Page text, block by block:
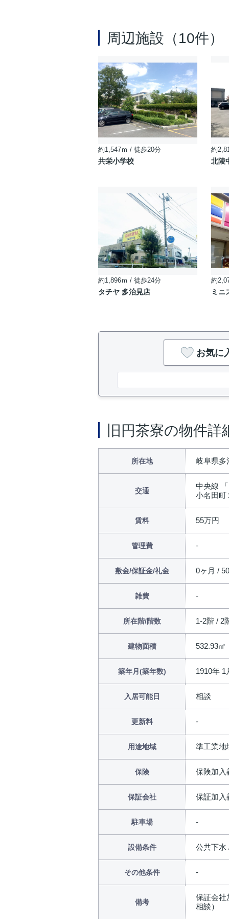
周辺施設（10件）
約1,547ｍ / 徒歩20分
共栄小学校
約
北陵
約1,896ｍ / 徒歩24分
タチヤ 多治見店
約
ミニ
お気に
旧円茶寮の物件詳
所在地 岐阜県多
交通
中央線 「
小名田町
賃料 55万円
管理費
敷金/保証金/礼金 0ヶ月 /
雑費
所在階/階数 1-2階 / 2
建物面積 532.93㎡
築年月(築年数) 1910年 1
入居可能日 相談
更新料
用途地域 準工業地
保険 保険加入
保証会社 保証加入
駐車場
設備条件 公共下水
その他条件
備考
保証会
相談）